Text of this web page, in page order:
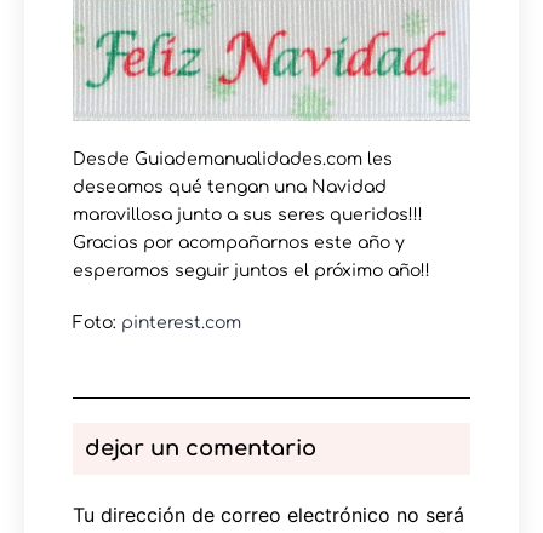
Desde Guiademanualidades.com les
deseamos qué tengan una Navidad
maravillosa junto a sus seres queridos!!!
Gracias por acompañarnos este año y
esperamos seguir juntos el próximo año!!
Foto: pinterest.com
dejar un comentario
Tu dirección de correo electrónico no será